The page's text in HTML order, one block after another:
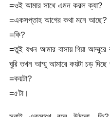
=ওই আমার সাথে এমন করল ক্যা?
=একসপ্তাহ আগের কথা মনে আছে?
=কি?
=তুই যখন আমার বাসায় গিয়া আম্মুরে
ঘুরি তখন আম্মু আমারে কয়টা চড় দিছে
=কয়টা?
=৫টা।